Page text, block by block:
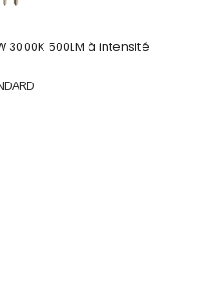
3000K 500LM à intensité